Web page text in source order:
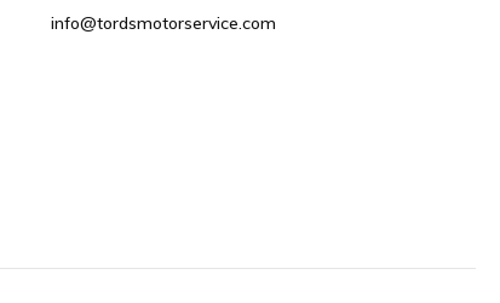
info@tordsmotorservice.com